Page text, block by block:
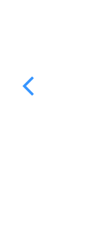
Previous